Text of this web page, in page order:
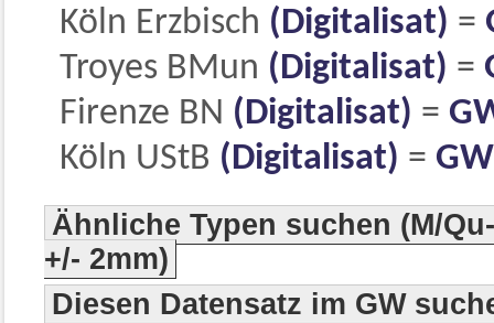
Köln Erzbisch (Digitalisat) =
Troyes BMun (Digitalisat) =
Firenze BN (Digitalisat) =
Köln UStB (Digitalisat) =
Ähnliche Typen suchen (M/
+/- 2mm)
Diesen Datensatz im GW